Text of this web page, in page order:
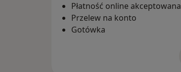
Płatność online akceptowana
Przelew na konto
Gotówka